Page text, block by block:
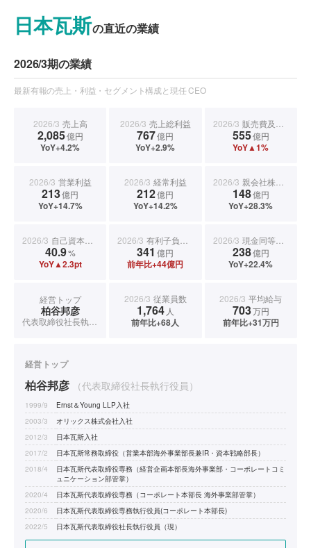
日本瓦斯の直近の業績
2026/3期の業績
最新有報の売上・利益・セグメント構成と現任 CEO
2026/3 売上高
2,085億円
YoY+4.2%
2026/3 売上総利益
767億円
YoY+2.9%
2026/3 販売費及び一般管理費
555億円
YoY▲1%
2026/3 営業利益
213億円
YoY+14.7%
2026/3 経常利益
212億円
YoY+14.2%
2026/3 親会社株主に帰属する当期純利益
148億円
YoY+28.3%
2026/3 自己資本比率
40.9%
YoY▲2.3pt
2026/3 有利子負債合計
341 億円
前年比+44億円
2026/3 現金同等物期末残高
238億円
YoY+22.4%
経営トップ
柏谷邦彦
2026/3 従業員数
1,764 人
前年比+68人
2026/3 平均給与
703万円
前年比+31万円
経営トップ
柏谷邦彦 （代表取締役社長執行役員）
1999/9
Ernst＆Young LLP入社
2003/3
オリックス株式会社入社
2012/3
日本瓦斯入社
2017/2
日本瓦斯常務取締役（営業本部海外事業部長兼IR・資本戦略部長）
2018/4
日本瓦斯代表取締役専務（経営企画本部長海外事業部・コーポレートコミ
ュニケーション部管掌）
2020/4
日本瓦斯代表取締役専務（コーポレート本部長 海外事業部管掌）
2020/6
日本瓦斯代表取締役専務執行役員(コーポレート本部長)
2022/5
日本瓦斯代表取締役社長執行役員（現）